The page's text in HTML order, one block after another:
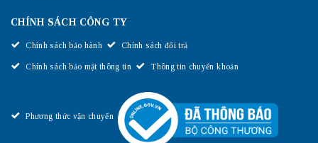
CHÍNH SÁCH CÔNG TY
Chính sách bảo hành Chính sách đổi trả
Chính sách bảo mật thông tin Thông tin chuyển khoản
Phương thức vận chuyển